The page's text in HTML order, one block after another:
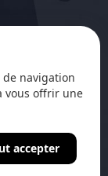
navigation
vous offrir une
accepter